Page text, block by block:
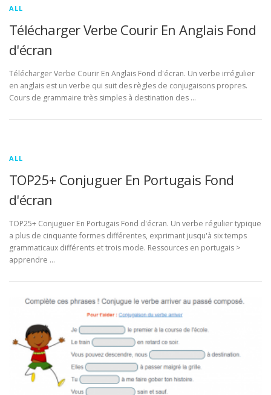
ALL
Télécharger Verbe Courir En Anglais Fond
d'écran
Télécharger Verbe Courir En Anglais Fond d'écran. Un verbe irrégulier
en anglais est un verbe qui suit des règles de conjugaisons propres.
Cours de grammaire très simples à destination des …
ALL
TOP25+ Conjuguer En Portugais Fond
d'écran
TOP25+ Conjuguer En Portugais Fond d'écran. Un verbe régulier typique
a plus de cinquante formes différentes, exprimant jusqu'à six temps
grammaticaux différents et trois mode. Ressources en portugais >
apprendre …